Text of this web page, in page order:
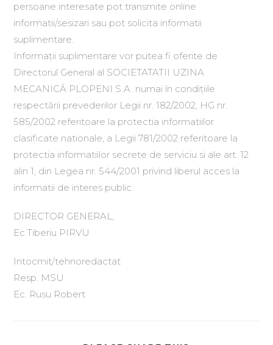
persoane interesate pot transmite online
informatii/sesizari sau pot solicita informatii
suplimentare.
Informaţii suplimentare vor putea fi oferite de
Directorul General al SOCIETATATII UZINA
MECANICĂ PLOPENI S.A. numai în condiţiile
respectării prevederilor Legii nr. 182/2002, HG nr.
585/2002 referitoare la protectia informatiilor
clasificate nationale, a Legii 781/2002 referitoare la
protectia informatiilor secrete de serviciu si ale art. 12
alin 1, din Legea nr. 544/2001 privind liberul acces la
informatii de interes public.
DIRECTOR GENERAL,
Ec.Tiberiu PIRVU
Intocmit/tehnoredactat
Resp. MSU
Ec. Rusu Robert